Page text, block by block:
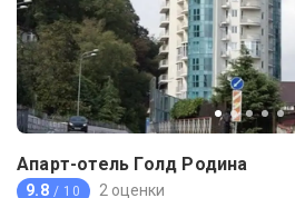
Апарт-отель Голд Родина
9.8 / 10 2 оценки